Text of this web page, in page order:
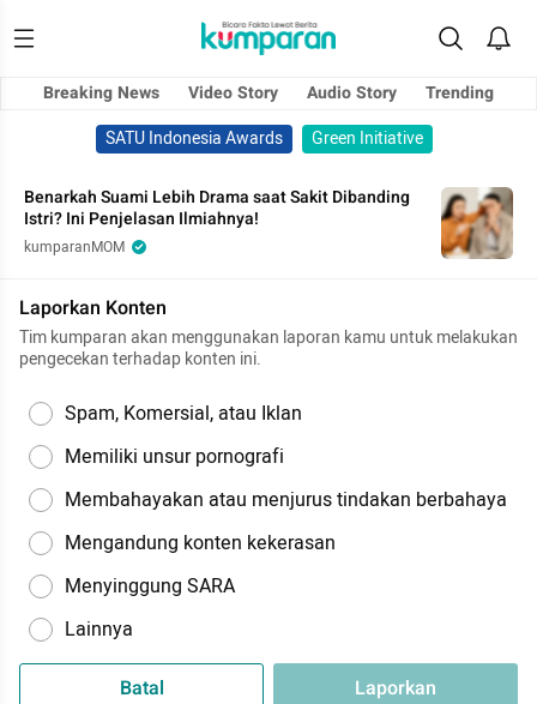
Breaking News Video Story Audio Story
Trending
SATU Indonesia Awards
Green Initiative
Benarkah Suami Lebih Drama saat Sakit Dibanding
Istri? Ini Penjelasan Ilmiahnya!
kumparanMOM
Laporkan Konten
Tim kumparan akan menggunakan laporan kamu untuk melakukan
pengecekan terhadap konten ini.
Spam, Komersial, atau Iklan
Memiliki unsur pornografi
Membahayakan atau menjurus tindakan berbahaya
Mengandung konten kekerasan
Menyinggung SARA
Lainnya
Batal Laporkan